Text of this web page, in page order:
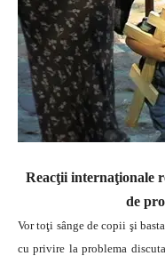
Reacţii internaţionale
de
Vor toţi sânge de copii şi
cu privire la problema